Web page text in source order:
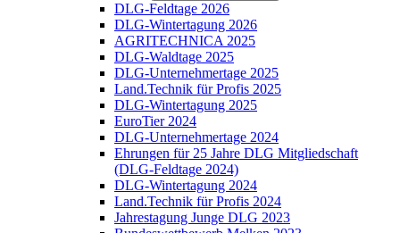
DLG-Feldtage 2026
DLG-Wintertagung 2026
AGRITECHNICA 2025
DLG-Waldtage 2025
DLG-Unternehmertage 2025
Land.Technik für Profis 2025
DLG-Wintertagung 2025
EuroTier 2024
DLG-Unternehmertage 2024
Ehrungen für 25 Jahre DLG Mitgliedschaft
(DLG-Feldtage 2024)
DLG-Wintertagung 2024
Land.Technik für Profis 2024
Jahrestagung Junge DLG 2023